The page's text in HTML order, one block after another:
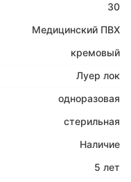
30
Медицинский ПВХ
кремовый
Луер лок
одноразовая
стерильная
Наличие
5 лет